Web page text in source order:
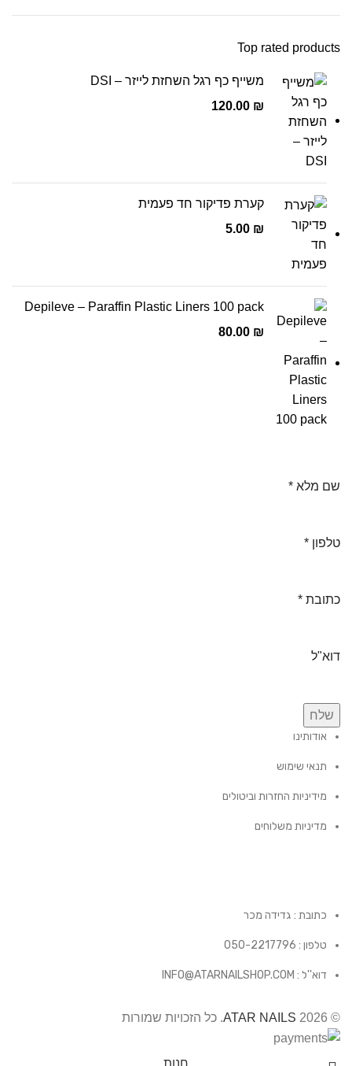
Top rated products
משייף כף רגל השחזת לייזר – DSI
120.00 ₪
קערת פדיקור חד פעמית
5.00 ₪
Depileve – Paraffin Plastic Liners 100 pack
80.00 ₪
שם מלא *
טלפון *
כתובת *
דוא"ל
שלח
אודותינו
תנאי שימוש
מידיניות החזרות וביטולים
מדיניות משלוחים
כתובת : גדידה מכר
טלפון : 050-2217796
דוא''ל : INFO@ATARNAILSHOP.COM
© 2026
ATAR NAILS. כל הזכויות שמורות
חנות